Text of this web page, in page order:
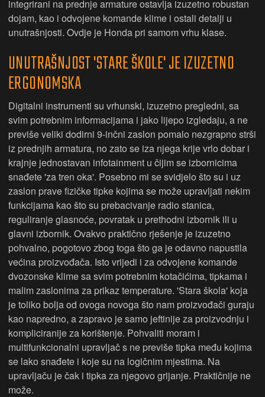
integrirani na prednje armature ostavlja izuzetno robustan
dojam, kao i odvojene komande klime i ostali detalji u
unutrašnjosti. Ovdje je Honda pri samom vrhu klase.
UNUTRAŠNJOST 'STARE ŠKOLE' JE IZUZETNO
ERGONOMSKA
Digitalni instrumenti su vrhunski, izuzetno pregledni, sa
svim potrebnim informacijama i jako lijepo izgledaju, a ne
previše veliki dodirni 9-inčni zaslon pomalo nezgrapno strši
iz prednjih armatura, no zato se iza njega krije vrlo dobar i
krajnje jednostavan infotainment u čijim se izbornicima
snađete 'za tren oka'. Posebno mi se svidjelo što su i uz
zaslon prave fizičke tipke kojima se može upravljati nekim
funkcijama kao što su prebacivanje radio stanica,
reguliranje glasnoće, povratak u prethodni izbornik ili u
glavni izbornik. Ovakvo praktično rješenje je izuzetno
pohvalno, pogotovo zbog toga što ga je odavno napustila
većina proizvođača. Isto vrijedi i za odvojene komande
dvozonske klime sa svim potrebnim kotačićima, tipkama i
malim zaslonima za prikaz temperature. 'Stara škola' koja
je toliko bolja od ovoga novoga što nam proizvođači guraju
kao napredno, a zapravo je samo jeftinije za proizvodnju i
kompliciranije za korištenje. Pohvaliti moram i
multifunkcionalni upravljač s ne previše tipka među kojima
se lako snađete i koje su na logičnim mjestima. Na
upravljaču je čak i tipka za njegovo grijanje. Praktičnije ne
može.